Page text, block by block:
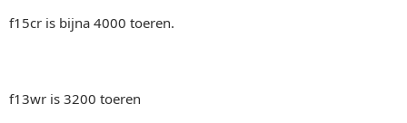
f15cr is bijna 4000 toeren.
f13wr is 3200 toeren